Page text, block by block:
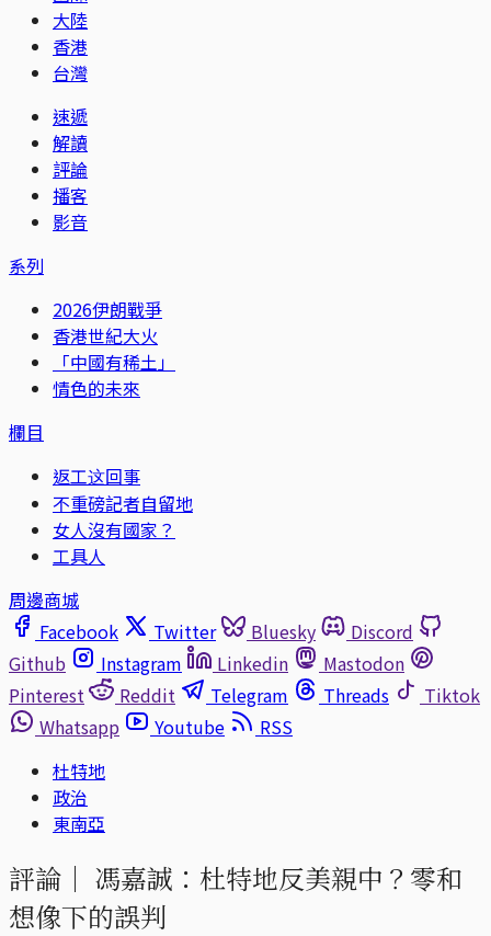
大陸
香港
台灣
速遞
解讀
評論
播客
影音
系列
2026伊朗戰爭
香港世紀大火
「中國有稀土」
情色的未來
欄目
返工这回事
不重磅記者自留地
女人沒有國家？
工具人
周邊商城
Facebook
Twitter Bluesky
Discord
Github
Instagram Linkedin
Mastodon
Pinterest
Reddit Telegram Threads
Tiktok
Whatsapp
Youtube
RSS
杜特地
政治
東南亞
評論｜ 馮嘉誠：杜特地反美親中？零和
想像下的誤判